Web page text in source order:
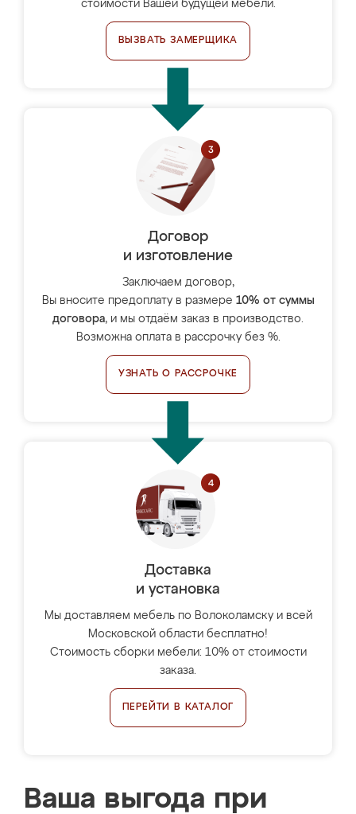
стоимости Вашей будущей мебели.
ВЫЗВАТЬ ЗАМЕРЩИКА
Договор
и изготовление
Заключаем договор,
Вы вносите предоплату в размере 10% от суммы
договора, и мы отдаём заказ в производство.
Возможна оплата в рассрочку без %.
УЗНАТЬ О РАССРОЧКЕ
Доставка
и установка
Мы доставляем мебель по Волоколамску и всей
Московской области бесплатно!
Стоимость сборки мебели: 10% от стоимости
заказа.
ПЕРЕЙТИ В КАТАЛОГ
Ваша выгода при